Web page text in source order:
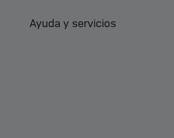
Ayuda y servicios